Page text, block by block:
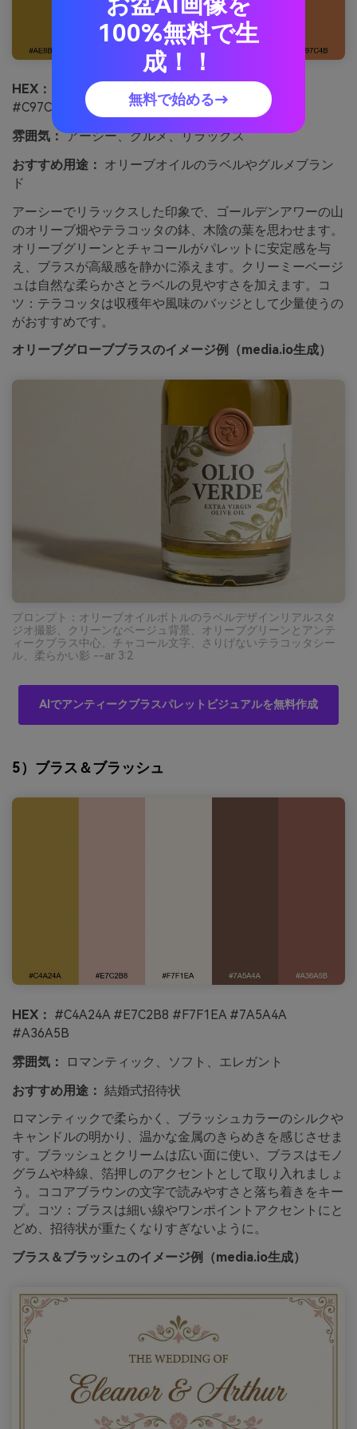
HEX：
#AE8B2F #5A6B2C #EFE7D8 #3B3A33
#C97C4B
雰囲気：アーシー、グルメ、リラックス
おすすめ用途： オリーブオイルのラベルやグルメブラン
ド
アーシーでリラックスした印象で、ゴールデンアワーの山
のオリーブ畑やテラコッタの鉢、木陰の葉を思わせます。
オリーブグリーンとチャコールがパレットに安定感を与
え、ブラスが高級感を静かに添えます。クリーミーベージ
ュは自然な柔らかさとラベルの見やすさを加えます。コ
ツ：テラコッタは収穫年や風味のバッジとして少量使うの
がおすすめです。
オリーブグローブブラスのイメージ例（media.io生成）
プロンプト：オリーブオイルボトルのラベルデザインリアルスタ
ジオ撮影、クリーンなベージュ背景、オリーブグリーンとアンテ
ィークブラス中心、チャコール文字、さりげないテラコッタシー
ル、柔らかい影 --ar 3:2
AIでアンティークブラスパレットビジュアルを無料作成
5）ブラス＆ブラッシュ
HEX： #C4A24A #E7C2B8 #F7F1EA #7A5A4A
#A36A5B
雰囲気：
ロマンティック、ソフト、エレガント
おすすめ用途： 結婚式招待状
ロマンティックで柔らかく、ブラッシュカラーのシルクや
キャンドルの明かり、温かな金属のきらめきを感じさせま
す。ブラッシュとクリームは広い面に使い、ブラスはモノ
グラムや枠線、箔押しのアクセントとして取り入れましょ
う。ココアブラウンの文字で読みやすさと落ち着きをキー
プ。コツ：ブラスは細い線やワンポイントアクセントにと
どめ、招待状が重たくなりすぎないように。
ブラス＆ブラッシュのイメージ例（media.io生成）
100%無料で生
成！！
無料で始める→